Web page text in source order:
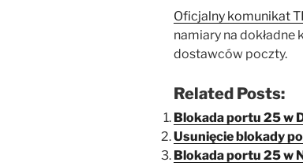
Oficjalny komunikat
namiary na
dostawców poczty.
Related Posts:
Blokada portu 25 w
Usunięcie blokady
Blokada portu 25 w